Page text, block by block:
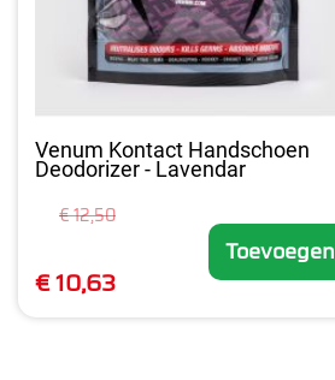
Venum Kontact Handschoen
Deodorizer - Lavendar
€ 12,50
€ 10,63
Toevoegen